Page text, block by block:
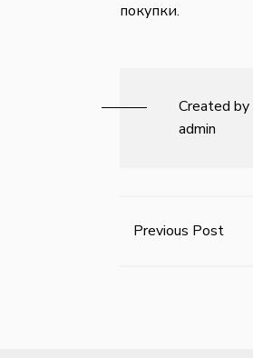
покупки.
Created by
admin
Previous Post